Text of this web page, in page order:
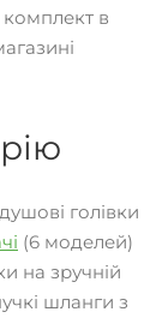
в
голівки
(6 моделей)
на зручній
шланги з